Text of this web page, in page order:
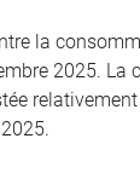
la
2025. La